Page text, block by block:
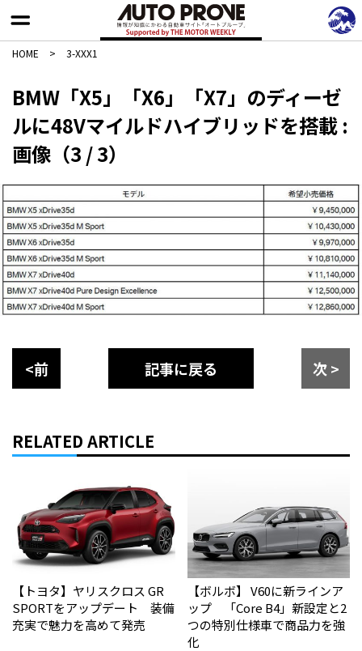
HOME > 3-XXX1
BMW「X5」「X6」「X7」のディーゼ
ルに48Vマイルドハイブリッドを搭載 :
画像（3 / 3）
<前 記事に戻る 次 >
RELATED ARTICLE
【トヨタ】ヤリスクロス GR
SPORTをアップデート 装備
充実で魅力を高めて発売
【ボルボ】 V60に新ラインア
ップ 「Core B4」新設定と2
つの特別仕様車で商品力を強
化